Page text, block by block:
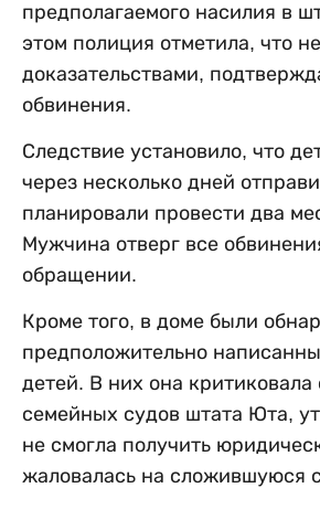
предполагаемого насилия в
этом полиция отметила, что
доказательствами,
обвинения.
Следствие установило, что
через несколько дней
планировали провести два
Мужчина отверг все
обращении.
Кроме того, в доме были
предположительно
детей. В них она критиковала
семейных судов штата Юта,
не смогла получить
жаловалась на сложившуюся